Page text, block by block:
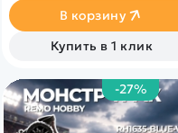
В корзину
Купить в 1 клик
-27%